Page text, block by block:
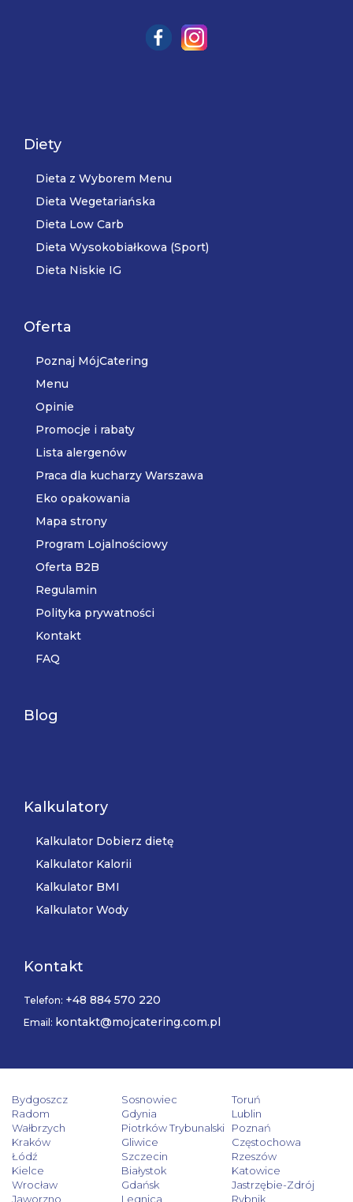
Diety
Dieta z Wyborem Menu
Dieta Wegetariańska
Dieta Low Carb
Dieta Wysokobiałkowa (Sport)
Dieta Niskie IG
Oferta
Poznaj MójCatering
Menu
Opinie
Promocje i rabaty
Lista alergenów
Praca dla kucharzy Warszawa
Eko opakowania
Mapa strony
Program Lojalnościowy
Oferta B2B
Regulamin
Polityka prywatności
Kontakt
FAQ
Blog
Kalkulatory
Kalkulator Dobierz dietę
Kalkulator Kalorii
Kalkulator BMI
Kalkulator Wody
Kontakt
Telefon: +48 884 570 220
Email: kontakt@mojcatering.com.pl
Bydgoszcz Sosnowiec
Toruń
Radom
Gdynia
Lublin
Wałbrzych
Piotrków Trybunalski
Poznań
Kraków
Gliwice
Częstochowa
Łódź
Szczecin
Rzeszów
Kielce
Białystok
Katowice
Wrocław
Gdańsk
Jastrzębie-Zdrój
Jaworzno
Legnica Rybnik